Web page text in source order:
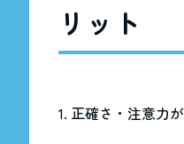
リット
1. 正確さ・注意力